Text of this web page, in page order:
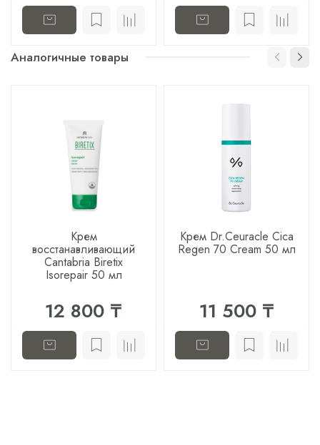
Аналогичные товары
Крем
восстанавливающий
Cantabria Biretix
Isorepair 50 мл
12 800 ₸
Крем Dr.Ceuracle Cica
Regen 70 Cream 50 мл
11 500 ₸